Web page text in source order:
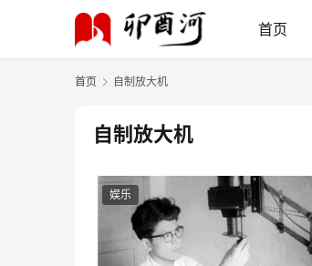
首页
首页 自制放大机
自制放大机
娱乐